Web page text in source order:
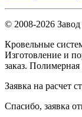
© 2008-2026
Кровельные
Изготовление и
заказ.
Заявка на расчет
Спасибо, заявка